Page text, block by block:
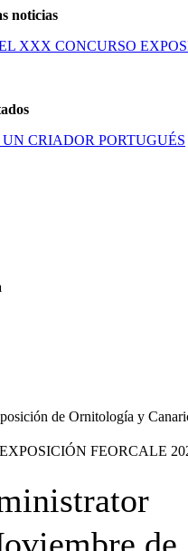
noticias
XXX CONCURSO
CRIADOR PORTUGUÉS
de Ornitología y
FEORCALE